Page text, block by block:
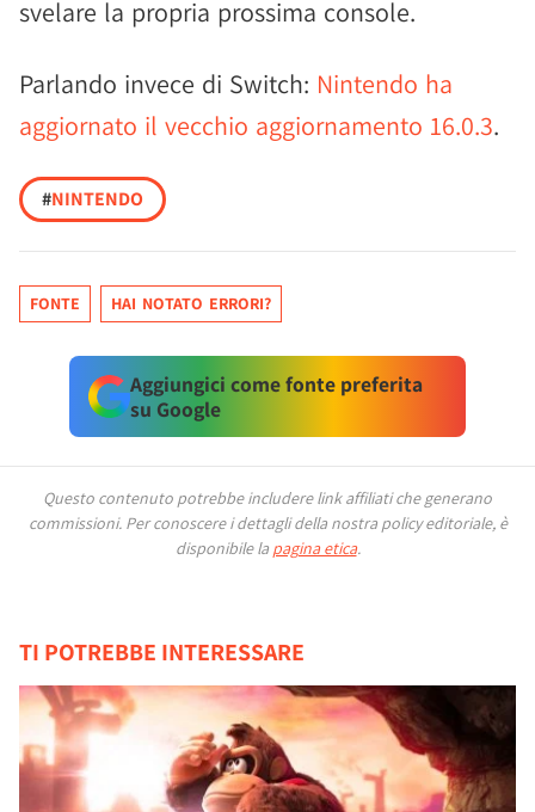
svelare la propria prossima console.
Parlando invece di Switch: Nintendo ha
aggiornato il vecchio aggiornamento 16.0.3.
#NINTENDO
FONTE HAI NOTATO ERRORI?
Aggiungici come fonte preferita
su Google
Questo contenuto potrebbe includere link affiliati che generano
commissioni. Per conoscere i dettagli della nostra policy editoriale, è
disponibile la pagina etica.
TI POTREBBE INTERESSARE